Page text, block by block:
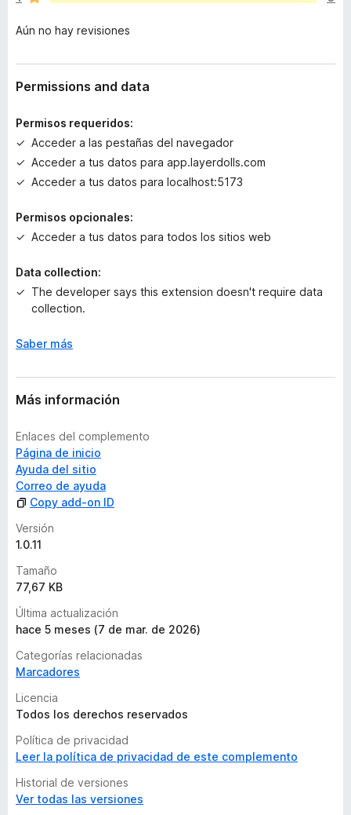
h
y
v
l
r
a
c
o
Aún no hay revisiones
Permissions and data
Permisos requeridos:
Acceder a las pestañas del navegador
Acceder a tus datos para app.layerdolls.com
Acceder a tus datos para localhost:5173
Permisos opcionales:
Acceder a tus datos para todos los sitios web
Data collection:
The developer says this extension doesn't require data
collection.
Saber más
Más información
Enlaces del complemento
Página de inicio
Ayuda del sitio
Correo de ayuda
Copy add-on ID
Versión
1.0.11
Tamaño
77,67 KB
Última actualización
hace 5 meses (7 de mar. de 2026)
Categorías relacionadas
Marcadores
Licencia
Todos los derechos reservados
Política de privacidad
Leer la política de privacidad de este complemento
Historial de versiones
Ver todas las versiones